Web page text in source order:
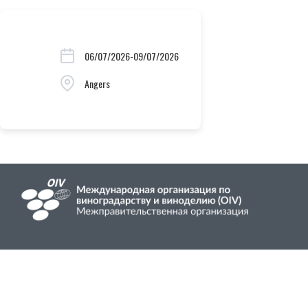
06/07/2026-09/07/2026
Angers